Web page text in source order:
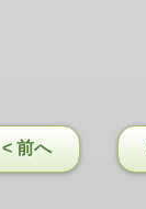
< 前へ